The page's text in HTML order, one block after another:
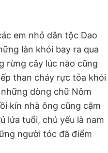
em nhỏ dân tộc Dao
làn khói bay ra qua
rừng cây lúc nào cũng
than cháy rực tỏa khói
dòng chữ Nôm
kín nhà ông cũng cặm
lứa tuổi, chủ yếu là nam
người tóc đã điểm